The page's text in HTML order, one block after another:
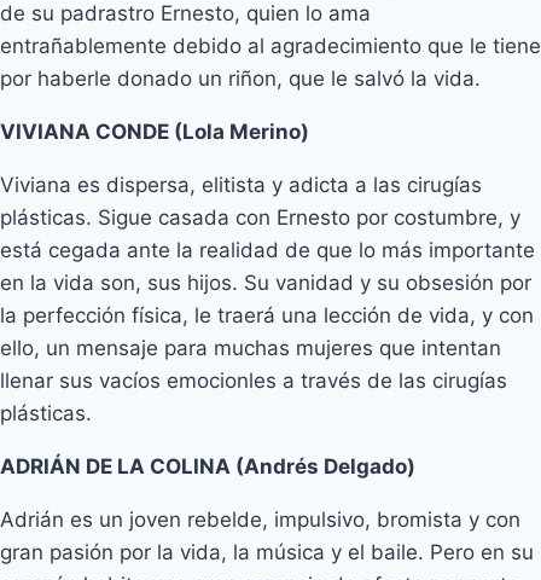
de su padrastro Ernesto, quien lo ama
entrañablemente debido al agradecimiento que le tiene
por haberle donado un riñon, que le salvó la vida.
VIVIANA CONDE (Lola Merino)
Viviana es dispersa, elitista y adicta a las cirugías
plásticas. Sigue casada con Ernesto por costumbre, y
está cegada ante la realidad de que lo más importante
en la vida son, sus hijos. Su vanidad y su obsesión por
la perfección física, le traerá una lección de vida, y con
ello, un mensaje para muchas mujeres que intentan
llenar sus vacíos emocionles a través de las cirugías
plásticas.
ADRIÁN DE LA COLINA (Andrés Delgado)
Adrián es un joven rebelde, impulsivo, bromista y con
gran pasión por la vida, la música y el baile. Pero en su